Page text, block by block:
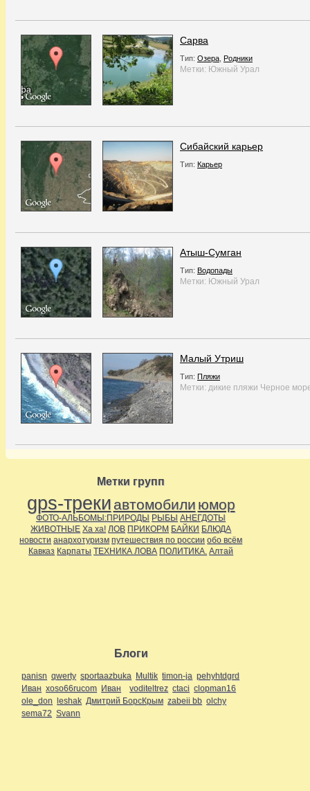
Сарва
Тип: Озера Родники
Метки: Южный Урал
Сибайский карьер
Тип: Карьер
Атыш-Сумган
Тип: Водопады
Метки: Южный Урал
Малый Утриш
Тип: Пляжи
Метки: дикие пляжи Черное
Метки групп
gps-треки автомобили юмор
ФОТО-АЛЬБОМЫ:ПРИРОДЫ РЫБЫ АНЕГДОТЫ
ЖИВОТНЫЕ Ха ха! ЛОВ ПРИКОРМ БАЙКИ БЛЮДА
новости анархотуризм путешествия по россии обо всём
Кавказ Карпаты ТЕХНИКА ЛОВА ПОЛИТИКА. Алтай
Блоги
panisn qwerty sportaazbuka Multik timon-ja pehyhtdgrd
Иван xoso66rucom Иван voditeltrez ctaci clopman16
ole_don leshak Дмитрий БорсКрым zabeii bb olchy
sema72 Svann